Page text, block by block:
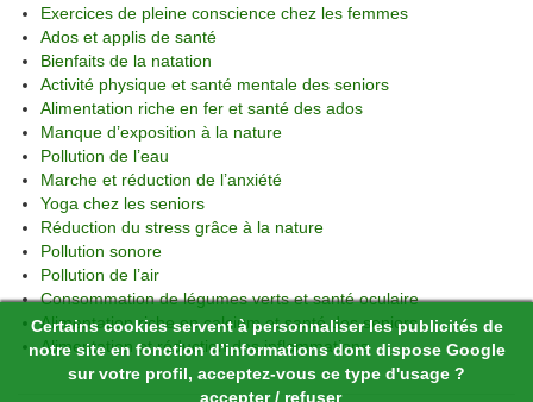
Certains cookies servent à personnaliser les publicités de
notre site en fonction d’informations dont dispose Google
sur votre profil, acceptez-vous ce type d'usage ?
accepter/ refuser
Exercices de pleine conscience chez les femmes
Ados et applis de santé
Bienfaits de la natation
Activité physique et santé mentale des seniors
Alimentation riche en fer et santé des ados
Manque d’exposition à la nature
Pollution de l’eau
Marche et réduction de l’anxiété
Yoga chez les seniors
Réduction du stress grâce à la nature
Pollution sonore
Pollution de l’air
Consommation de légumes verts et santé oculaire
Alimentation riche en calcium et santé des seniors
Alimentation et réduction des inflammations